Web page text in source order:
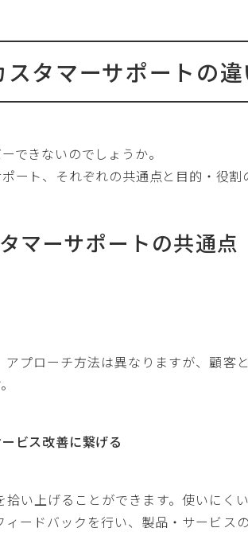
タマーサポートの違
できないのでしょうか。
ート、それぞれの共通点と目的・役割
マーサポートの共通点
プローチ方法は異なりますが、顧客
ビス改善に繋げる
い上げることができます。使いにく
ードバックを行い、製品・サービス